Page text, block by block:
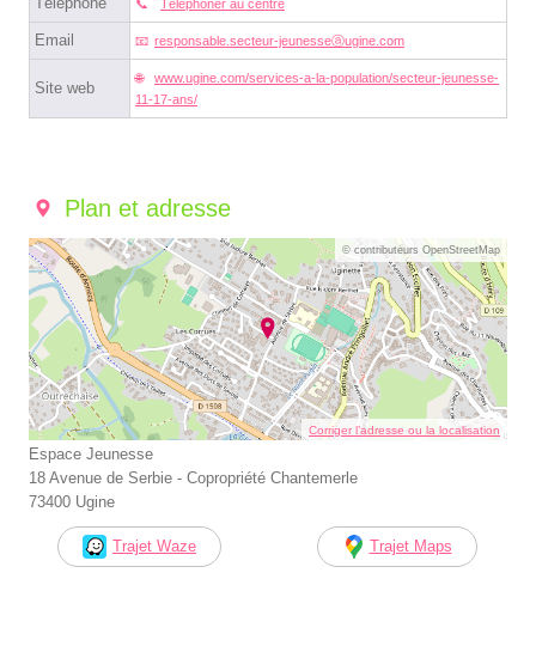
Téléphoner au centre
Email responsable.secteur-jeunesseⓐugine.com
Site web
www.ugine.com/services-a-la-population/secteur-jeunesse-
11-17-ans/
Plan et adresse
© contributeurs OpenStreetMap
Corriger l’adresse ou la localisation
Espace Jeunesse
18 Avenue de Serbie - Copropriété Chantemerle
73400 Ugine
Trajet Waze Trajet Maps